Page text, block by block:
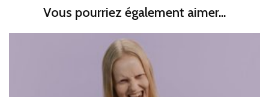
Vous pourriez également aimer...